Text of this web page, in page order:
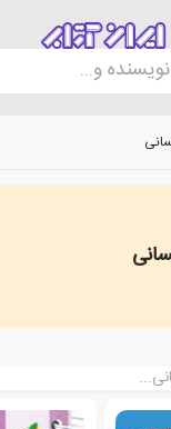
و...